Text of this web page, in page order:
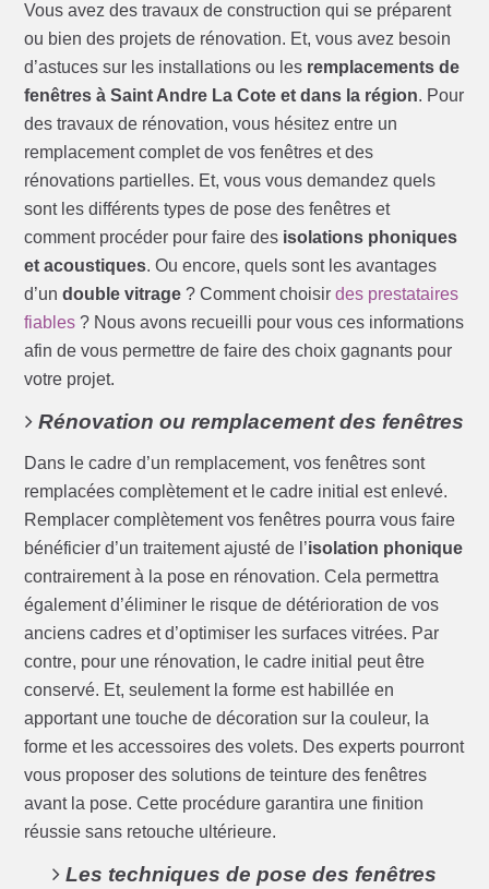
Vous avez des travaux de construction qui se préparent
ou bien des projets de rénovation. Et, vous avez besoin
d’astuces sur les installations ou les remplacements de
fenêtres à Saint Andre La Cote et dans la région. Pour
des travaux de rénovation, vous hésitez entre un
remplacement complet de vos fenêtres et des
rénovations partielles. Et, vous vous demandez quels
sont les différents types de pose des fenêtres et
comment procéder pour faire des isolations phoniques
et acoustiques. Ou encore, quels sont les avantages
d’undouble vitrage ? Comment choisirdes prestataires
fiables ? Nous avons recueilli pour vous ces informations
afin de vous permettre de faire des choix gagnants pour
votre projet.
Rénovation ou remplacement des fenêtres
Dans le cadre d’un remplacement, vos fenêtres sont
remplacées complètement et le cadre initial est enlevé.
Remplacer complètement vos fenêtres pourra vous faire
bénéficier d’un traitement ajusté de l’isolation phonique
contrairement à la pose en rénovation. Cela permettra
également d’éliminer le risque de détérioration de vos
anciens cadres et d’optimiser les surfaces vitrées. Par
contre, pour une rénovation, le cadre initial peut être
conservé. Et, seulement la forme est habillée en
apportant une touche de décoration sur la couleur, la
forme et les accessoires des volets. Des experts pourront
vous proposer des solutions de teinture des fenêtres
avant la pose. Cette procédure garantira une finition
réussie sans retouche ultérieure.
Les techniques de pose des fenêtres